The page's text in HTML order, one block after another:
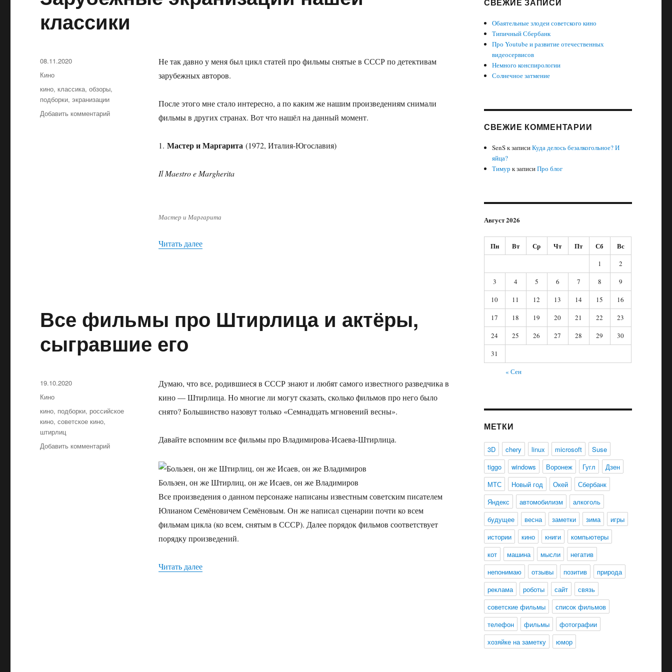
классики
Не так давно у меня был цикл статей про фильмы снятые в СССР по детективам
зарубежных авторов.
После этого мне стало интересно, а по каким же нашим произведениям снимали
фильмы в других странах. Вот что нашёл на данный момент.
1. Мастер и Маргарита (1972, Италия-Югославия)
Il Maestro e Margherita
Мастер и Маргарита
Читать далее«Зарубежные экранизации нашей классики»
Опубликовано
08.11.2020
Рубрики
Кино
Метки
кино, классика,обзоры,
подборки,экранизации
Добавить комментарий
Все фильмы про Штирлица и актёры,
сыгравшие его
Думаю, что все, родившиеся в СССР знают и любят самого известного разведчика в
кино — Штирлица. Но многие ли могут сказать, сколько фильмов про него было
снято? Большинство назовут только «Семнадцать мгновений весны».
Давайте вспомним все фильмы про Владимирова-Исаева-Штирлица.
Бользен, он же Штирлиц, он же Исаев, он же Владимиров
Все произведения о данном персонаже написаны известным советским писателем
Юлианом Семёновичем Семёновым. Он же написал сценарии почти ко всем
фильмам цикла (ко всем, снятым в СССР). Далее порядок фильмов соответствует
порядку произведений.
Читать далее«Все фильмы про Штирлица и актёры, сыгравшие его»
Опубликовано
19.10.2020
Рубрики
Кино
Метки
кино, подборки, российское
кино,советское кино,
штирлиц
Добавить комментарий
Обаятельные злодеи советского кино
Типичный Сбербанк
Про Youtube и развитие отечественных
видеосервисов
Немного конспирологии
Солнечное затмение
СВЕЖИЕ КОММЕНТАРИИ
SenSк записиКуда делось безалкогольное? И
яйца?
Тимур к записиПро блог
Август 2026
Пн Вт Ср Чт Пт Сб Вс
1
2
3
4 5 6 7 8
9
10
11 12 13 14 15
16
17
18 19 20 21 22
23
24
25 26 27 28 29
30
31
« Сен
МЕТКИ
3D chery linux microsoft
Suse
tiggo
windows Воронеж Гугл
Дзен
МТС
Новый год Окей
Сбербанк
Яндекс
автомобилизм
алкоголь
будущее
весна заметки зима
игры
истории
кино книги
компьютеры
кот
машина мысли
негатив
непонимаю
отзывы позитив
природа
реклама
роботы сайт
связь
советские фильмы
список фильмов
телефон
фильмы
фотографии
хозяйке на заметку
юмор